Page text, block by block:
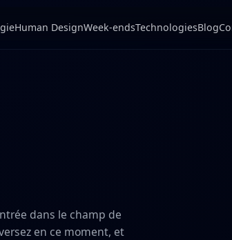
Human DesignWeek-endsTechnologiesBlog
dans le champ de
en ce moment, et